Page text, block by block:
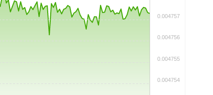
0.004754
0.004755
0.004756
0.004757